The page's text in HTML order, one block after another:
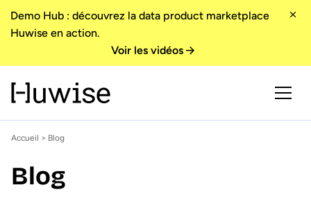
Demo Hub : découvrez la data product marketplace
Huwise en action.
Voir les vidéos
Accueil > Blog
Blog